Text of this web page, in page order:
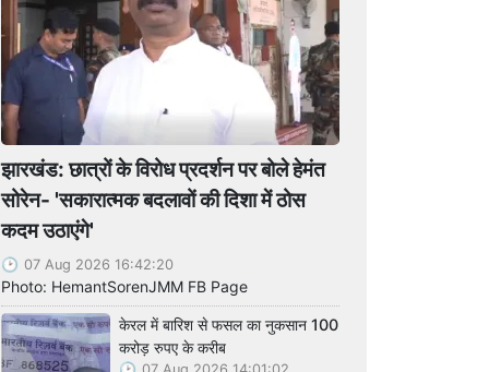
झारखंड: छात्रों के विरोध प्रदर्शन पर बोले हेमंत
सोरेन- 'सकारात्मक बदलावों की दिशा में ठोस
कदम उठाएंगे'
07 Aug 2026 16:42:20
Photo: HemantSorenJMM FB Page
केरल में बारिश से फसल का नुकसान 100
करोड़ रुपए के करीब